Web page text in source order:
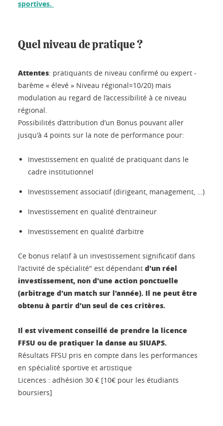
sportives.
Quel niveau de pratique ?
Attentes: pratiquants de niveau confirmé ou expert -
barème « élevé » Niveau régional=10/20) mais
modulation au regard de l’accessibilité à ce niveau
régional.
Possibilités d’attribution d’un Bonus pouvant aller
jusqu'à 4 points sur la note de performance pour:
Investissement en qualité de pratiquant dans le
cadre institutionnel
Investissement associatif (dirigeant, management, …)
Investissement en qualité d’entraineur
Investissement en qualité d’arbitre
Ce bonus relatif à un investissement significatif dans
l'activité de spécialité" est dépendant d'un réel
investissement, non d'une action ponctuelle
(arbitrage d'un match sur l'année). Il ne peut être
obtenu à partir d'un seul de ces critères.
Il est vivement conseillé de prendre la licence
FFSU ou de pratiquer la danse au SIUAPS.
Résultats FFSU pris en compte dans les performances
en spécialité sportive et artistique
Licences : adhésion 30 € [10€ pour les étudiants
boursiers]